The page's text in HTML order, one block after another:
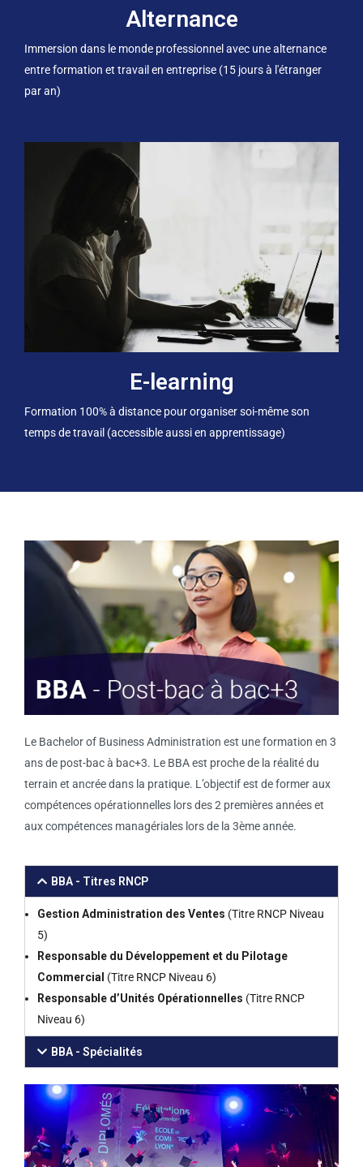
Alternance
Immersion dans le monde professionnel avec une alternance
entre formation et travail en entreprise (15 jours à l'étranger
par an)
E-learning
Formation 100% à distance pour organiser soi-même son
temps de travail (accessible aussi en apprentissage)
Le Bachelor of Business Administration est une formation en 3
ans de post-bac à bac+3. Le BBA est proche de la réalité du
terrain et ancrée dans la pratique. L’objectif est de former aux
compétences opérationnelles lors des 2 premières années et
aux compétences managériales lors de la 3ème année.
BBA - Titres RNCP
Gestion Administration des Ventes (Titre RNCP Niveau
5)
Responsable du Développement et du Pilotage
Commercial (Titre RNCP Niveau 6)
Responsable d’Unités Opérationnelles (Titre RNCP
Niveau 6)
BBA - Spécialités